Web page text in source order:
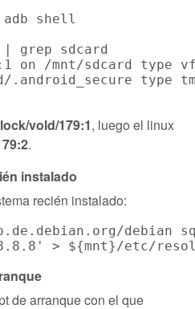
adb shell
grep sdcard
on /mnt/sdcard type
.android_secure type
vold/179:1, luego el linux
.
instalado
recién instalado:
debian
de arranque con el que